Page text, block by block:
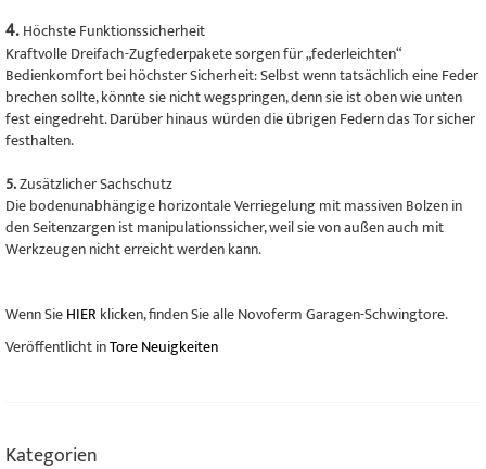
4. Höchste Funktionssicherheit
Kraftvolle Dreifach-Zugfederpakete sorgen für „federleichten“
Bedienkomfort bei höchster Sicherheit: Selbst wenn tatsächlich eine Feder
brechen sollte, könnte sie nicht wegspringen, denn sie ist oben wie unten
fest eingedreht. Darüber hinaus würden die übrigen Federn das Tor sicher
festhalten.
5.Zusätzlicher Sachschutz
Die bodenunabhängige horizontale Verriegelung mit massiven Bolzen in
den Seitenzargen ist manipulationssicher, weil sie von außen auch mit
Werkzeugen nicht erreicht werden kann.
Wenn SieHIER klicken, finden Sie alle Novoferm Garagen-Schwingtore.
Veröffentlicht inTore Neuigkeiten
Kategorien